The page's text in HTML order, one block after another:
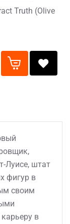
Truth (Olive
Луисе, штат
фигур в
своим
в